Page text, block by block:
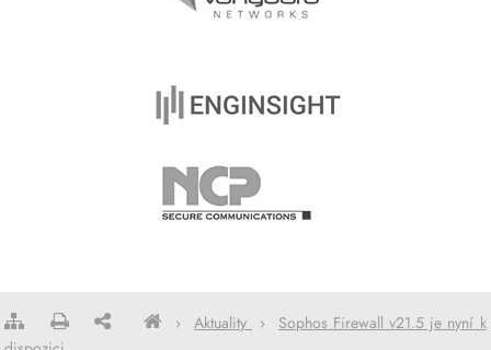
› Aktuality ›
Sophos Firewall v21.5 je nyní k